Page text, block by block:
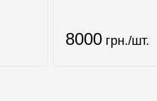
8000грн./шт.